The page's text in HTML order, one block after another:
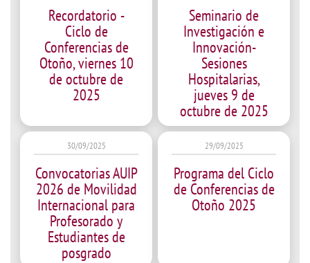
Recordatorio -
Ciclo de
Conferencias de
Otoño, viernes 10
de octubre de
2025
Seminario de
Investigación e
Innovación-
Sesiones
Hospitalarias,
jueves 9 de
octubre de 2025
30/09/2025
Convocatorias AUIP
2026 de Movilidad
Internacional para
Profesorado y
Estudiantes de
posgrado
29/09/2025
Programa del Ciclo
de Conferencias de
Otoño 2025